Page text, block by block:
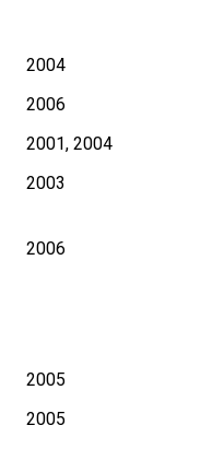
2004
2006
2001, 2004
2003
2006
2005
2005